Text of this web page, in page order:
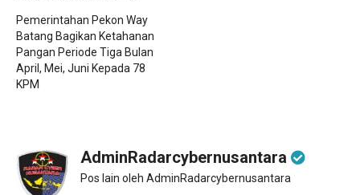
Pemerintahan Pekon Way
Batang Bagikan Ketahanan
Pangan Periode Tiga Bulan
April, Mei, Juni Kepada 78
KPM
AdminRadarcybernusantara
Pos lain oleh AdminRadarcybernusantara